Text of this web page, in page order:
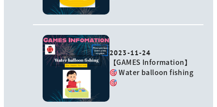
2023-11-24
【GAMES Information】
Water balloon fishing